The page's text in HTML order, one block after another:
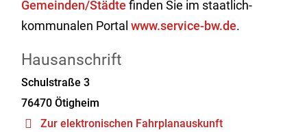
Gemeinden/Städte finden Sie im staatlich-
kommunalen Portalwww.service-bw.de.
Hausanschrift
Schulstraße 3
76470 Ötigheim
Zur elektronischen Fahrplanauskunft